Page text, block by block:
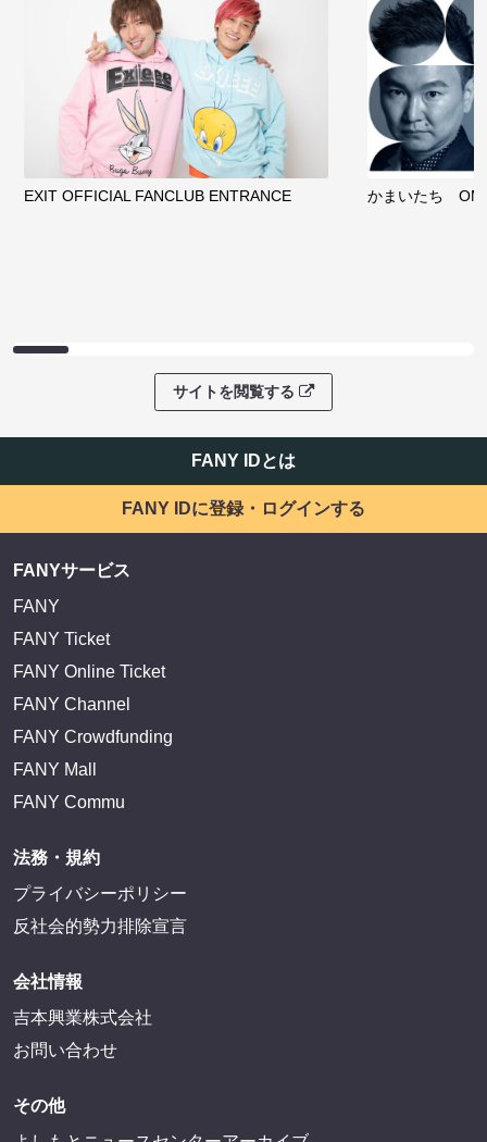
EXIT OFFICIAL FANCLUB ENTRANCE かまいたち
サイトを閲覧する
FANY IDとは
FANY IDに登録・ログインする
FANYサービス
FANY
FANY Ticket
FANY Online Ticket
FANY Channel
FANY Crowdfunding
FANY Mall
FANY Commu
法務・規約
プライバシーポリシー
反社会的勢力排除宣言
会社情報
吉本興業株式会社
お問い合わせ
その他